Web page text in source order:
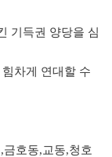
기득권 양당을 심
차게 연대할 수
호동,교동,청호